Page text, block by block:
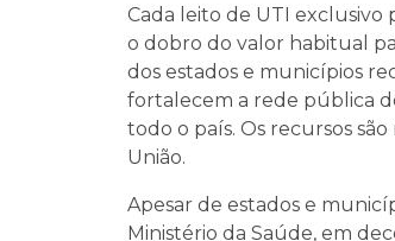
Cada leito de UTI exclusivo
o dobro do valor habitual
dos estados e municípios
fortalecem a rede pública
todo o país. Os recursos
União.
Apesar de estados e
Ministério da Saúde, em